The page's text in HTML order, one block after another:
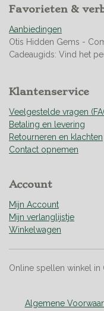
3
5
4
6
9
9
1
s
t
r
e
n
Favorieten &
Aanbiedingen
Otis Hidden Gems -
Cadeaugids: Vind het
Klantenservice
Veelgestelde vragen
Betaling en levering
Retourneren en klachten
Contact opnemen
Account
Mijn Account
Mijn verlanglijstje
Winkelwagen
Online spellen winkel in
Algemene